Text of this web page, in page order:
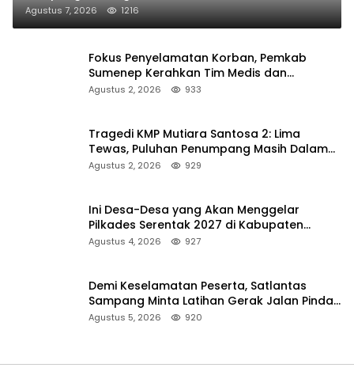
Agustus 7, 2026 1216
Fokus Penyelamatan Korban, Pemkab
Sumenep Kerahkan Tim Medis dan
Ambulans ke Pelabuhan Kalianget
Agustus 2, 2026 933
Tragedi KMP Mutiara Santosa 2: Lima
Tewas, Puluhan Penumpang Masih Dalam
Pencarian
Agustus 2, 2026 929
Ini Desa-Desa yang Akan Menggelar
Pilkades Serentak 2027 di Kabupaten
Sumenep
Agustus 4, 2026 927
Demi Keselamatan Peserta, Satlantas
Sampang Minta Latihan Gerak Jalan Pindah
ke Lokasi Aman
Agustus 5, 2026 920